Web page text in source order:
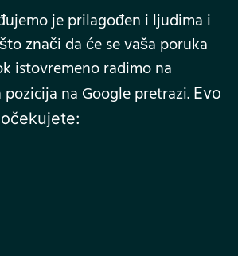
je prilagođen i ljudima i
znači da će se vaša poruka
istovremeno radimo na
na Google pretrazi. Evo